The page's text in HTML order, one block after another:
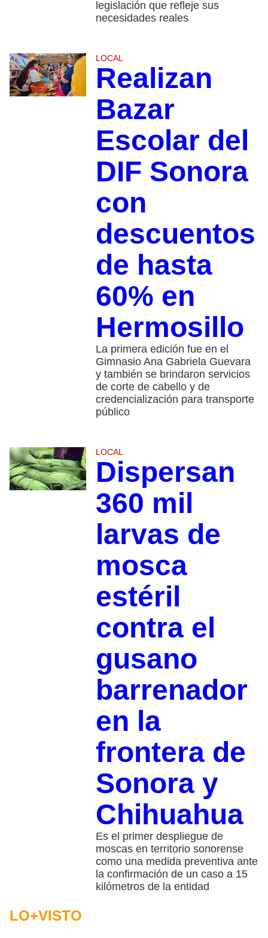
legislación que refleje sus
necesidades reales
LOCAL
Realizan
Bazar
Escolar del
DIF Sonora
con
descuentos
de hasta
60% en
Hermosillo
La primera edición fue en el
Gimnasio Ana Gabriela Guevara
y también se brindaron servicios
de corte de cabello y de
credencialización para transporte
público
LOCAL
Dispersan
360 mil
larvas de
mosca
estéril
contra el
gusano
barrenador
en la
frontera de
Sonora y
Chihuahua
Es el primer despliegue de
moscas en territorio sonorense
como una medida preventiva ante
la confirmación de un caso a 15
kilómetros de la entidad
LO+VISTO